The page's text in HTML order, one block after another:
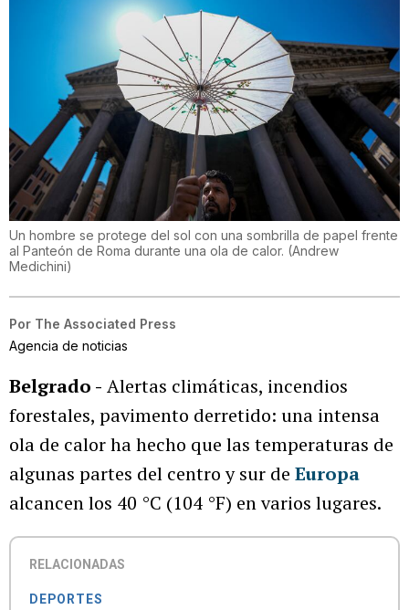
Un hombre se protege del sol con una sombrilla de papel frente
al Panteón de Roma durante una ola de calor. (Andrew
Medichini)
Por The Associated Press
Agencia de noticias
Belgrado - Alertas climáticas, incendios
forestales, pavimento derretido: una intensa
ola de calor ha hecho que las temperaturas de
algunas partes del centro y sur de Europa
alcancen los 40 °C (104 °F) en varios lugares.
RELACIONADAS
DEPORTES